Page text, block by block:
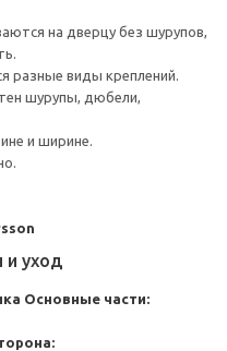
на дверцу без шурупов,
разные виды креплений.
шурупы, дюбели,
и ширине.
уход
Основные части: